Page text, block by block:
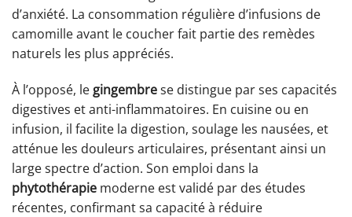
d’anxiété. La consommation régulière d’infusions de
camomille avant le coucher fait partie des remèdes
naturels les plus appréciés.
À l’opposé, le gingembrese distingue par ses capacités
digestives et anti-inflammatoires. En cuisine ou en
infusion, il facilite la digestion, soulage les nausées, et
atténue les douleurs articulaires, présentant ainsi un
large spectre d’action. Son emploi dans la
phytothérapie moderne est validé par des études
récentes, confirmant sa capacité à réduire